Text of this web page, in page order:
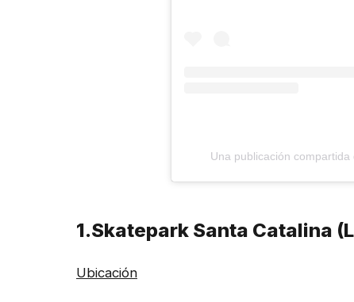
Una publicación
1.Skatepark Santa Catalina
Ubicación